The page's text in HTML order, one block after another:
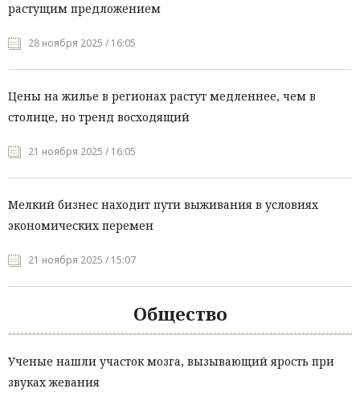
растущим предложением
28 ноября 2025 / 16:05
Цены на жилье в регионах растут медленнее, чем в
столице, но тренд восходящий
21 ноября 2025 / 16:05
Мелкий бизнес находит пути выживания в условиях
экономических перемен
21 ноября 2025 / 15:07
Общество
Ученые нашли участок мозга, вызывающий ярость при
звуках жевания